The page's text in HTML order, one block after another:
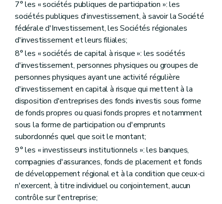
7° les « sociétés publiques de participation »: les
sociétés publiques d'investissement, à savoir la Société
fédérale d'Investissement, les Sociétés régionales
d'investissement et leurs filiales;
8° les « sociétés de capital à risque »: les sociétés
d'investissement, personnes physiques ou groupes de
personnes physiques ayant une activité régulière
d'investissement en capital à risque qui mettent à la
disposition d'entreprises des fonds investis sous forme
de fonds propres ou quasi fonds propres et notamment
sous la forme de participation ou d'emprunts
subordonnés quel que soit le montant;
9° les « investisseurs institutionnels »: les banques,
compagnies d'assurances, fonds de placement et fonds
de développement régional et à la condition que ceux-ci
n'exercent, à titre individuel ou conjointement, aucun
contrôle sur l'entreprise;